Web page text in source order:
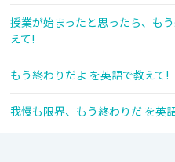
授業が始まったと思ったら、も
えて!
もう終わりだよ を英語で教えて!
我慢も限界、もう終わりだ を英